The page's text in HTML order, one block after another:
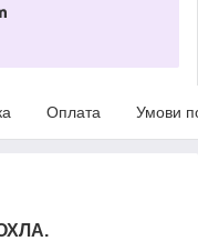
Оплата Умови